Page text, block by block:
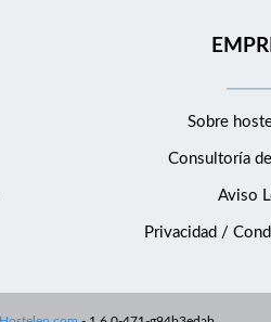
Sobre
Consultoría de
Aviso
Privacidad /